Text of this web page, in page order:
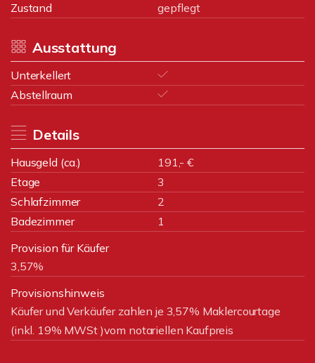
Zustand
gepflegt
Ausstattung
Unterkellert
Abstellraum
Details
Hausgeld (ca.)
191,- €
Etage
3
Schlafzimmer
2
Badezimmer
1
Provision für Käufer
3,57%
Provisionshinweis
Käufer und Verkäufer zahlen je 3,57% Maklercourtage
(inkl. 19% MWSt )vom notariellen Kaufpreis